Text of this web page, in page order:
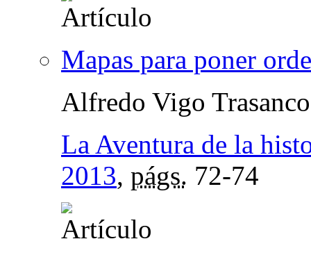
Mapas para poner
Alfredo Vigo
La Aventura de la
2013, págs. 72-74